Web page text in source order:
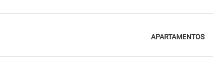
APARTAMENTOS